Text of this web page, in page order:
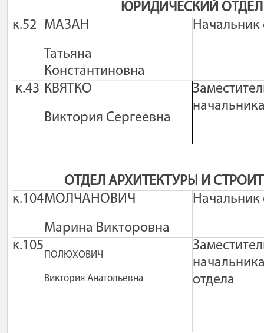
ЮРИДИЧЕСКИЙ ОТДЕЛ
к.52
МАЗАН
Татьяна
Константиновна
Начальник
к.43 КВЯТКО
Виктория Сергеевна
ОТДЕЛ АРХИТЕКТУРЫ И
к.104МОЛЧАНОВИЧ
Марина Викторовна
Начальник
к.105
ПОЛЮХОВИЧ
Виктория Анатольевна
отдела